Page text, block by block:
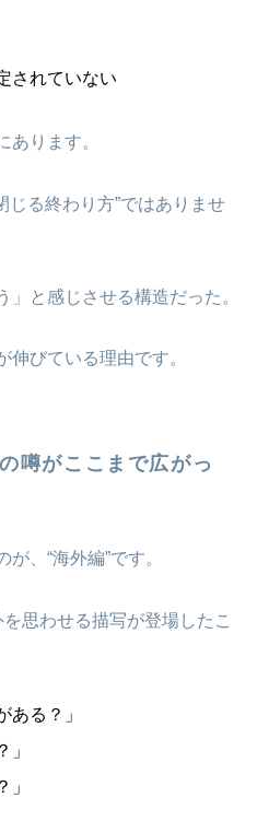
されていない
あります。
じる終わり方”ではありませ
と感じさせる構造だった。
伸びている理由です。
噂がここまで広がっ
、“海外編”です。
思わせる描写が登場したこ
ある？」
」
」